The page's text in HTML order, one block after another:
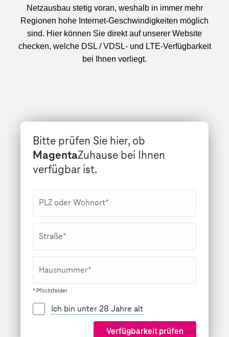
Netzausbau stetig voran, weshalb in immer mehr
Regionen hohe Internet-Geschwindigkeiten möglich
sind. Hier können Sie direkt auf unserer Website
checken, welche DSL / VDSL- und LTE-Verfügbarkeit
bei Ihnen vorliegt.
Bitte prüfen Sie hier, ob
MagentaZuhause bei Ihnen
verfügbar ist.
PLZ oder Wohnort*
Straße*
Hausnummer*
* Pflichtfelder
Ich bin unter 28 Jahre alt
Verfügbarkeit prüfen